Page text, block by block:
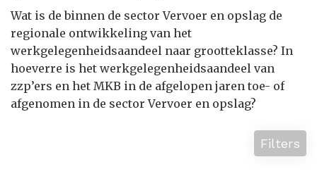
Wat is de binnen de sector Vervoer en opslag de
regionale ontwikkeling van het
werkgelegenheidsaandeel naar grootteklasse? In
hoeverre is het werkgelegenheidsaandeel van
zzp’ers en het MKB in de afgelopen jaren toe- of
afgenomen in de sector Vervoer en opslag?
Filters